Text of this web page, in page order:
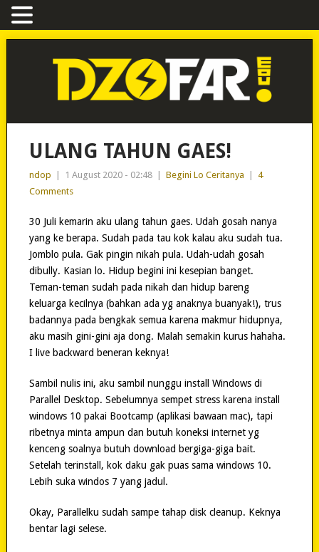
ULANG TAHUN GAES!
ndop 1 August 2020 - 02:48 Begini Lo Ceritanya
4
Comments
30 Juli kemarin aku ulang tahun gaes. Udah gosah nanya
yang ke berapa. Sudah pada tau kok kalau aku sudah tua.
Jomblo pula. Gak pingin nikah pula. Udah-udah gosah
dibully. Kasian lo. Hidup begini ini kesepian banget.
Teman-teman sudah pada nikah dan hidup bareng
keluarga kecilnya (bahkan ada yg anaknya buanyak!), trus
badannya pada bengkak semua karena makmur hidupnya,
aku masih gini-gini aja dong. Malah semakin kurus hahaha.
I live backward beneran keknya!
Sambil nulis ini, aku sambil nunggu install Windows di
Parallel Desktop. Sebelumnya sempet stress karena install
windows 10 pakai Bootcamp (aplikasi bawaan mac), tapi
ribetnya minta ampun dan butuh koneksi internet yg
kenceng soalnya butuh download bergiga-giga bait.
Setelah terinstall, kok daku gak puas sama windows 10.
Lebih suka windos 7 yang jadul.
Okay, Parallelku sudah sampe tahap disk cleanup. Keknya
bentar lagi selese.